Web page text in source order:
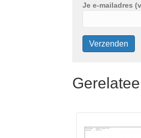
Je e-mailadres